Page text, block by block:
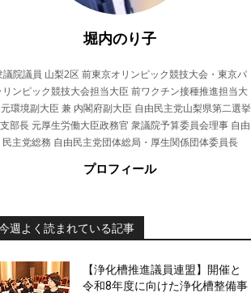
堀内のり子
議院議員 山梨2区 前東京オリンピック競技大会・東京パ
ンピック競技大会担当大臣 前ワクチン接種推進担当大
環境副大臣 兼 内閣府副大臣 自由民主党山梨県第二選挙
部長 元厚生労働大臣政務官 衆議院予算委員会理事 自由
民主党総務 自由民主党団体総局・厚生関係団体委員長
プロフィール
週よく読まれている記事
【浄化槽推進議員連盟】開催と
令和8年度に向けた浄化槽整備事